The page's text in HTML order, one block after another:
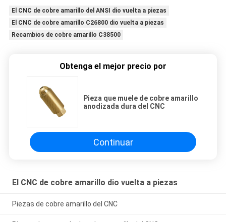
El CNC de cobre amarillo del ANSI dio vuelta a piezas
El CNC de cobre amarillo C26800 dio vuelta a piezas
Recambios de cobre amarillo C38500
Obtenga el mejor precio por
Pieza que muele de cobre amarillo
anodizada dura del CNC
Continuar
El CNC de cobre amarillo dio vuelta a piezas
Piezas de cobre amarillo del CNC